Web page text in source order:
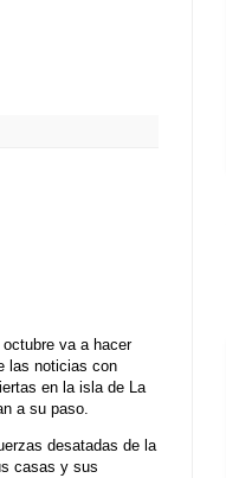
va a hacer
las noticias con
en la isla de La
a su paso.
desatadas de la
casas y sus